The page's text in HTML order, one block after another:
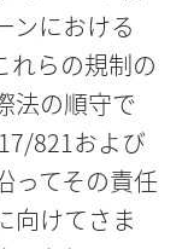
ンにおける
れらの規制の
法の順守で
821および
ってその責任
向けてさま